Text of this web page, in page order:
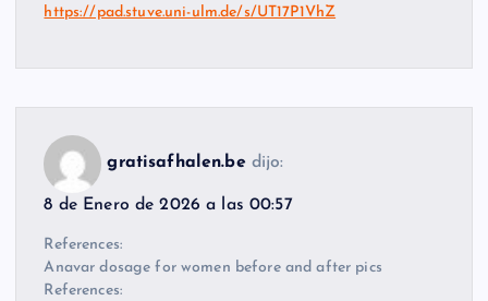
https://pad.stuve.uni-ulm.de/s/UT17P1VhZ
gratisafhalen.be dijo:
8 de Enero de 2026 a las 00:57
References:
Anavar dosage for women before and after pics
References: